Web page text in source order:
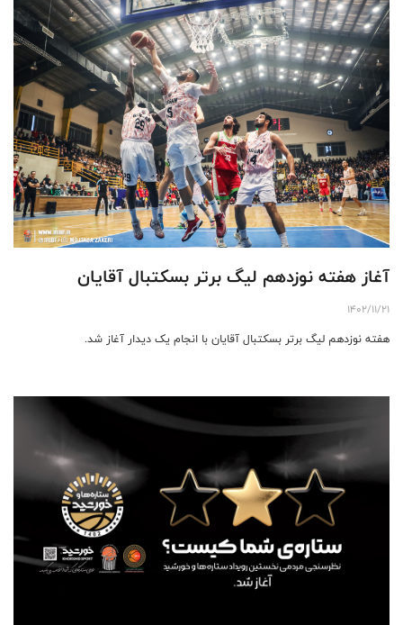
آغاز هفته نوزدهم لیگ برتر بسکتبال آقایان
1402/11/21
هفته نوزدهم لیگ برتر بسکتبال آقایان با انجام یک دیدار آغاز شد.